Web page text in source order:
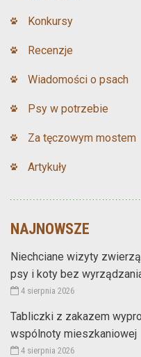
Konkursy
Recenzje
Wiadomości o psach
Psy w potrzebie
Za tęczowym mostem
Artykuły
NAJNOWSZE
Niechciane wizyty
psy i koty bez
4 sierpnia 2026
Tabliczki z zakazem
wspólnoty mieszkaniowej
4 sierpnia 2026